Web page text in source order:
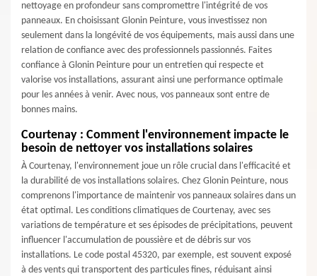
nettoyage en profondeur sans compromettre l'intégrité de vos
panneaux. En choisissant Glonin Peinture, vous investissez non
seulement dans la longévité de vos équipements, mais aussi dans une
relation de confiance avec des professionnels passionnés. Faites
confiance à Glonin Peinture pour un entretien qui respecte et
valorise vos installations, assurant ainsi une performance optimale
pour les années à venir. Avec nous, vos panneaux sont entre de
bonnes mains.
Courtenay : Comment l'environnement impacte le
besoin de nettoyer vos installations solaires
À Courtenay, l'environnement joue un rôle crucial dans l'efficacité et
la durabilité de vos installations solaires. Chez Glonin Peinture, nous
comprenons l'importance de maintenir vos panneaux solaires dans un
état optimal. Les conditions climatiques de Courtenay, avec ses
variations de température et ses épisodes de précipitations, peuvent
influencer l'accumulation de poussière et de débris sur vos
installations. Le code postal 45320, par exemple, est souvent exposé
à des vents qui transportent des particules fines, réduisant ainsi